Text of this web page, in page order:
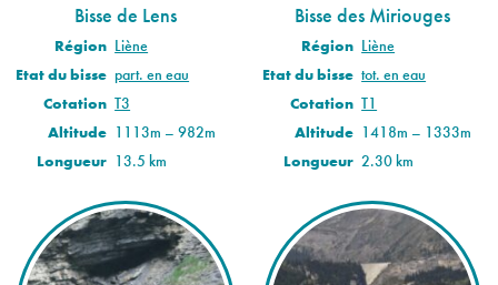
Bisse de Lens
Région Liène
Etat du bisse part. en eau
Cotation T3
Altitude 1113m – 982m
Longueur 13.5 km
Bisse des Miriouges
Région Liène
Etat du bisse tot. en eau
Cotation T1
Altitude 1418m – 1333m
Longueur 2.30 km